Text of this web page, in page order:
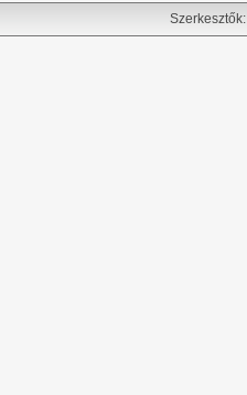
Szerkesztők: